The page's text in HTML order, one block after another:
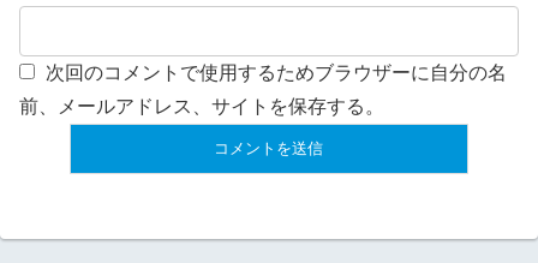
次回のコメントで使用するためブラウザーに自分の名
前、メールアドレス、サイトを保存する。